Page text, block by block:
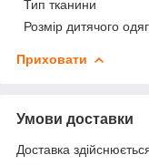
Тип тканини
Розмір дитячого
Приховати
Умови доставки
Доставка